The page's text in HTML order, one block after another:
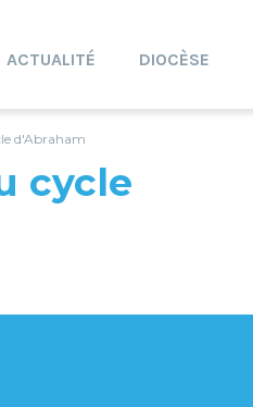
ACTUALITÉ DIOCÈSE
d'Abraham
cycle